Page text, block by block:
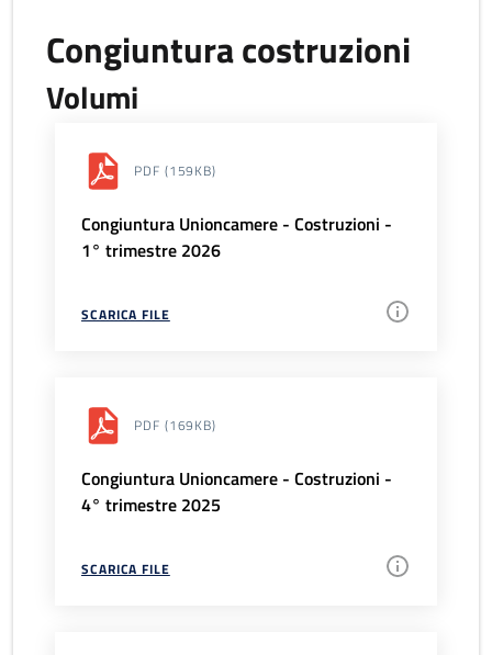
Congiuntura costruzioni
Volumi
PDF (159KB)
Congiuntura Unioncamere - Costruzioni -
1° trimestre 2026
SCARICA FILE
PDF (169KB)
Congiuntura Unioncamere - Costruzioni -
4° trimestre 2025
SCARICA FILE